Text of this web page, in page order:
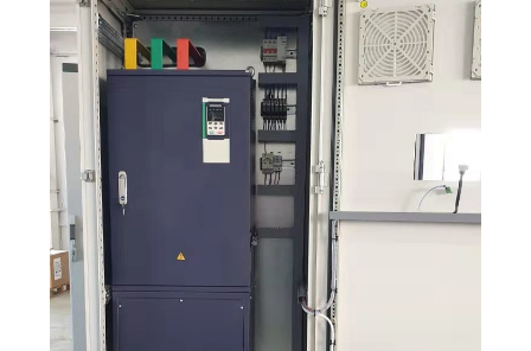
POLÍTICA
PRIVACIDADE